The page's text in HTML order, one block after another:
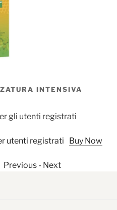
INTENSIVA
gli utenti registrati
utenti registrati Buy Now
Previous - Next